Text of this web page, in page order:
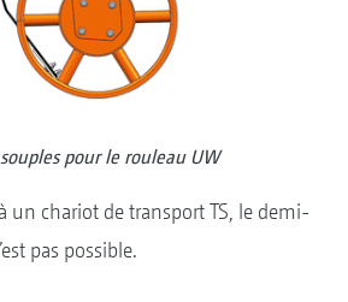
pour le rouleau UW
un chariot de transport TS, le demi-
pas possible.